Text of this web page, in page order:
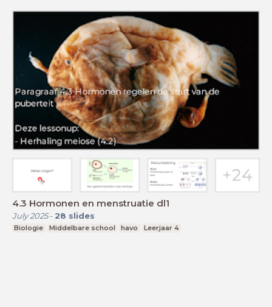
4.3 Hormonen en menstruatie dl1
July 2025- 28 slides
Biologie Middelbare school havo Leerjaar 4